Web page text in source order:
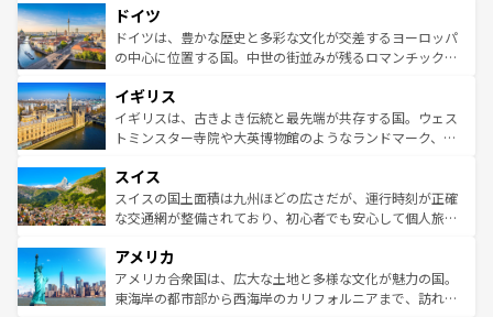
せる。地方によって風土や気候が異なるスペインはその個
性で訪れる人を魅了する。 なお、新着のスペイン情報は コ
ンテンツ一覧を参照してほしい。
で、幅広い魅力が詰まっている。華麗な宮殿、歴史的な大
聖堂、美しいビーチ、そして豊かな自然が、訪れる者を心
から魅了する。また、フランスは美食の国としても知ら
いる。シャンパンの発祥地であるランス、プロヴァンスの
香り高いラベンダー畑など、多彩な楽しみ方が可能だ。さ
らに、パリ以外の地域にも魅力が溢れており、どの街角に
れる地方に足を運ぶとそれぞれで全く異なる文化を体験で
きるだろう。 なお、新着のフランス情報はコンテンツ一覧
を参照してほしい。
ドイツ
ドイツは、豊かな歴史と多彩な文化が交差するヨーロッパ
の中心に位置する国。中世の街並みが残るロマンチック街
顔を持つこの国は、どこを歩いても飽きることがない。ベ
ルリンの文化的活気、バイエルン州のアルプスの絶景、そ
してライン川沿いのワイン畑といった風景は必見。ビール
は、お酒好きな人にはぜひ体験してほしい。 なお、新着の
ドイツ情報はコンテンツ一覧を参照してほしい。
イギリス
イギリスは、古きよき伝統と最先端が共存する国。ウェス
トミンスター寺院や大英博物館のようなランドマーク、歴
リアごとに異なる魅力がある。また、優雅なアフタヌーン
ティー、ビール好きにはたまらない英国パブ、サッカー観
戦など、本場だからこそできる体験も豊富。イギリスを旅
ンツ一覧を参照してほしい。
スイス
スイスの国土面積は九州ほどの広さだが、運行時刻が正確
な交通網が整備されており、初心者でも安心して個人旅行
の建物がそのまま残る町や、スイスならではのユニークな
博物館もあり、アルプス観光だけでなく町歩きも満喫する
ことができる。国民の所得が高いため物価も高いが、旅行
アメリカ
アメリカ合衆国は、広大な土地と多様な文化が魅力の国。
東海岸の都市部から西海岸のカリフォルニアまで、訪れる